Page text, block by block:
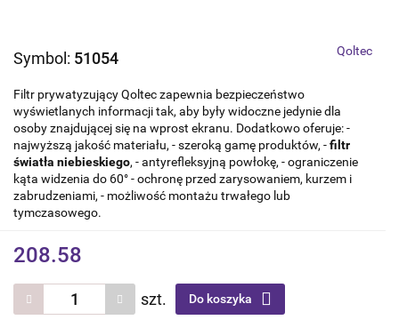
Symbol: 51054 Qoltec
Filtr prywatyzujący Qoltec zapewnia bezpieczeństwo
wyświetlanych informacji tak, aby były widoczne jedynie dla
osoby znajdującej się na wprost ekranu. Dodatkowo oferuje: -
najwyższą jakość materiału, - szeroką gamę produktów, -filtr
światła niebieskiego, - antyrefleksyjną powłokę, - ograniczenie
kąta widzenia do 60° - ochronę przed zarysowaniem, kurzem i
zabrudzeniami, - możliwość montażu trwałego lub
tymczasowego.
208.58
szt. Do koszyka